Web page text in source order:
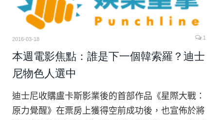
2016-03-18 1
本週電影焦點：誰是下一個韓索羅？迪士
尼物色人選中
迪士尼收購盧卡斯影業後的首部作品《星際大戰：
原力覺醒》在票房上獲得空前成功後，也宣佈於將